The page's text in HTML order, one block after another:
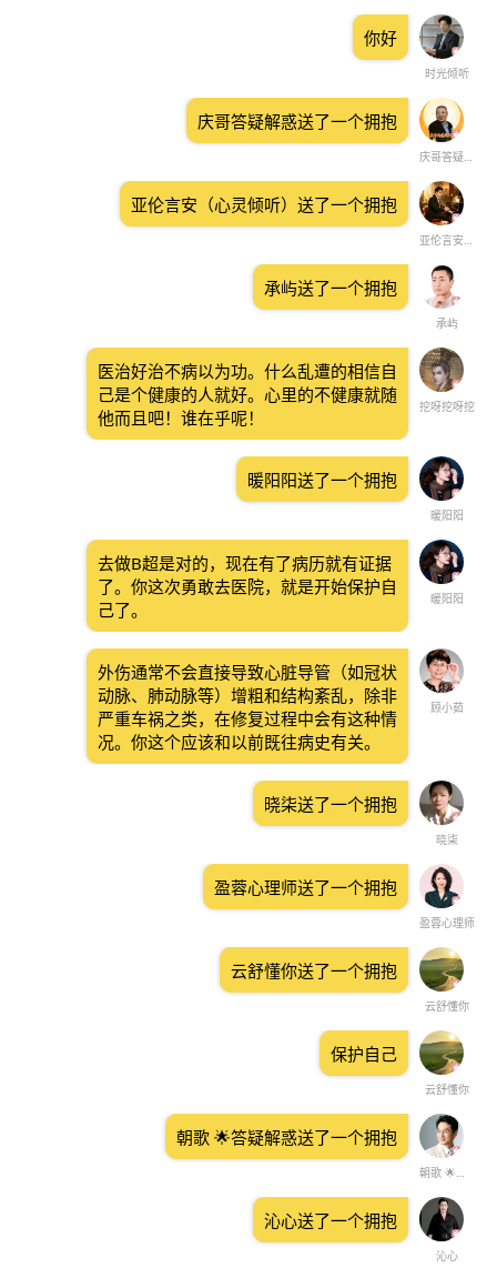
时光倾听
你好
庆哥答疑解惑
庆哥答疑解惑送了一个拥抱
亚伦言安（心灵倾听）
亚伦言安（心灵倾听）送了一个拥抱
承屿
承屿送了一个拥抱
挖呀挖呀挖
医治好治不病以为功。什么乱遭的相信自
己是个健康的人就好。心里的不健康就随
他而且吧！谁在乎呢！
暖阳阳
暖阳阳送了一个拥抱
暖阳阳
去做B超是对的，现在有了病历就有证据
了。你这次勇敢去医院，就是开始保护自
己了。
顾小茹
外伤通常不会直接导致心脏导管（如冠状
动脉、肺动脉等）增粗和结构紊乱，除非
严重车祸之类，在修复过程中会有这种情
况。你这个应该和以前既往病史有关。
晓柒
晓柒送了一个拥抱
盈蓉心理师
盈蓉心理师送了一个拥抱
云舒懂你
云舒懂你送了一个拥抱
云舒懂你
保护自己
朝歌 🌟答疑解惑
朝歌 🌟答疑解惑送了一个拥抱
沁心
沁心送了一个拥抱